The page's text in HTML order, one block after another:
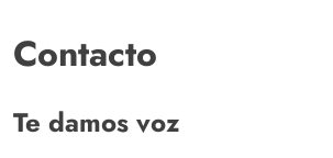
Contacto
Te damos voz